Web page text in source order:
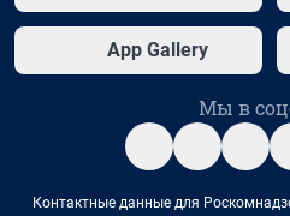
App Gallery
Мы в
Контактные данные для